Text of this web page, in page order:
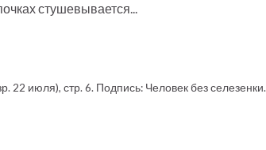
стушевывается...
22 июля), стр. 6. Подпись: Человек без селезенки.